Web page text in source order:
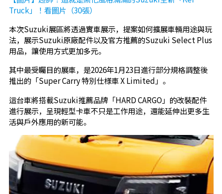
Truck」！看圖片（30張）
本次Suzuki展區將透過實車展示，提案如何擴展車輛用途與玩
法，展示Suzuki原廠配件以及官方推薦的Suzuki Select Plus
用品，讓使用方式更加多元。
其中最受矚目的展車，是2026年1月23日進行部分規格調整後
推出的「Super Carry 特別仕様車 X Limited」。
這台車將搭載Suzuki推薦品牌「HARD CARGO」的改裝配件
進行展示，呈現輕型卡車不只是工作用途，還能延伸出更多生
活與戶外應用的新可能。